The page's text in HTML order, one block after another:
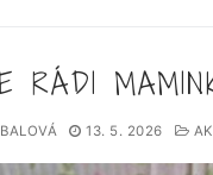
RÁDI
13. 5. 2026